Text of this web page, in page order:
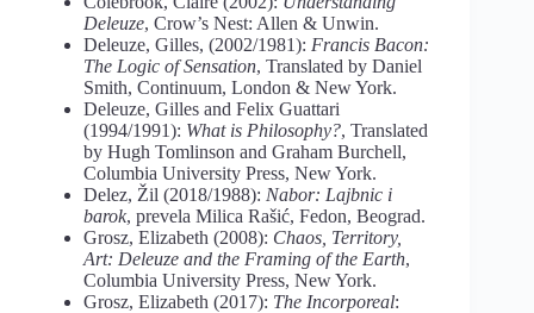
Deleuze, Crow’s Nest: Allen & Unwin.
Deleuze, Gilles, (2002/1981): Francis Bacon:
The Logic of Sensation, Translated by Daniel
Smith, Continuum, London & New York.
Deleuze, Gilles and Felix Guattari
(1994/1991): What is Philosophy?, Translated
by Hugh Tomlinson and Graham Burchell,
Columbia University Press, New York.
Delez, Žil (2018/1988): Nabor: Lajbnic i
barok, prevela Milica Rašić, Fedon, Beograd.
Grosz, Elizabeth (2008): Chaos, Territory,
Art: Deleuze and the Framing of the Earth,
Columbia University Press, New York.
Grosz, Elizabeth (2017): The Incorporeal: